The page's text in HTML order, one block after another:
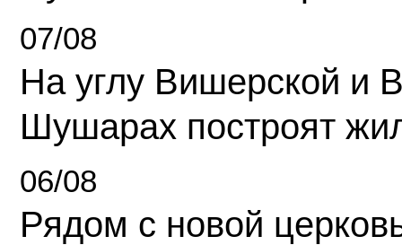
07/08
На углу Вишерской и
Шушарах построят
06/08
Рядом с новой